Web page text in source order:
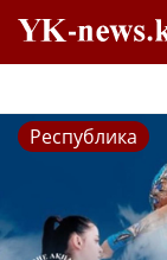
Республика